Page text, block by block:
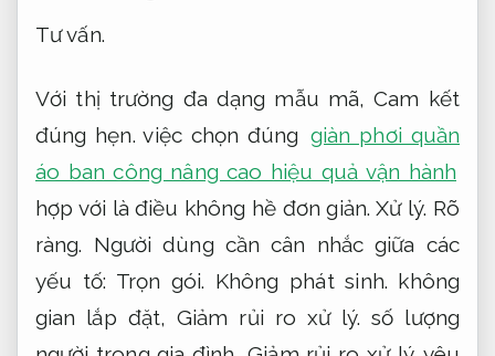
Tư vấn.
Với thị trường đa dạng mẫu mã,Cam kết
đúng hẹn. việc chọn đúng giàn phơi quần
áo ban công nâng cao hiệu quả vận hành
hợp với là điều không hề đơn giản.Xử lý. Rõ
ràng. Người dùng cần cân nhắc giữa các
yếu tố: Trọn gói. Không phát sinh. không
gian lắp đặt,Giảm rủi ro xử lý. số lượng